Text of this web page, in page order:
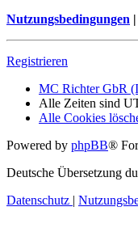
Nutzungsbedingungen |
Registrieren
MC Richter GbR
Alle Zeiten sind
Alle Cookies
Powered by phpBB®
Deutsche Übersetzung
Datenschutz |